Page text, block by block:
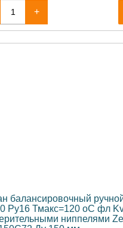
+
балансировочный
Ру16 Тмакс=120 оС фл
ниппелями